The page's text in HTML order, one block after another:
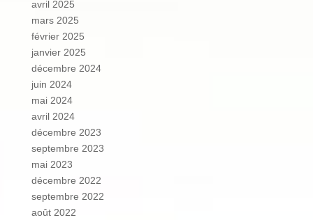
avril 2025
mars 2025
février 2025
janvier 2025
décembre 2024
juin 2024
mai 2024
avril 2024
décembre 2023
septembre 2023
mai 2023
décembre 2022
septembre 2022
août 2022